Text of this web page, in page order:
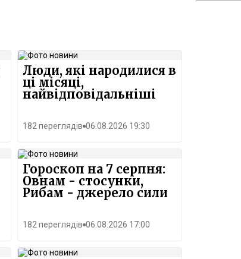
Люди, які народилися в
ці місяці,
найвідповідальніші
182 переглядів 06.08.2026 19:30
Гороскоп на 7 серпня:
Овнам - стосунки,
Рибам - джерело сили
182 переглядів 06.08.2026 17:00